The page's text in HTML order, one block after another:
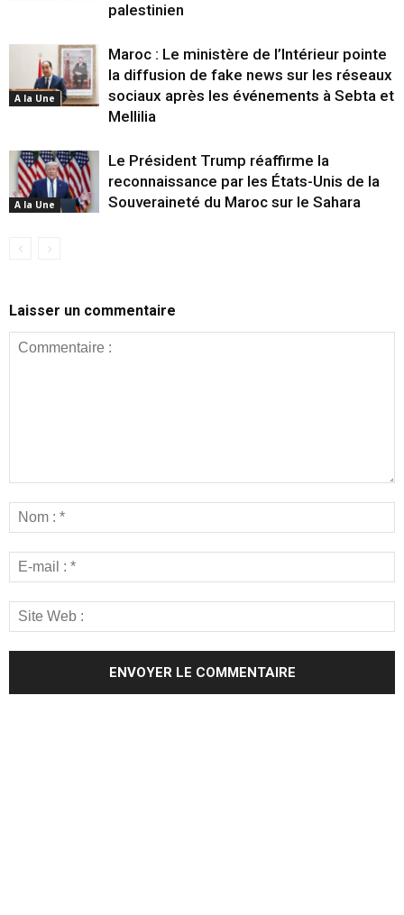
palestinien
A la Une
Maroc : Le ministère de l’Intérieur pointe
la diffusion de fake news sur les réseaux
sociaux après les événements à Sebta et
Mellilia
A la Une
Le Président Trump réaffirme la
reconnaissance par les États-Unis de la
Souveraineté du Maroc sur le Sahara
Laisser un commentaire